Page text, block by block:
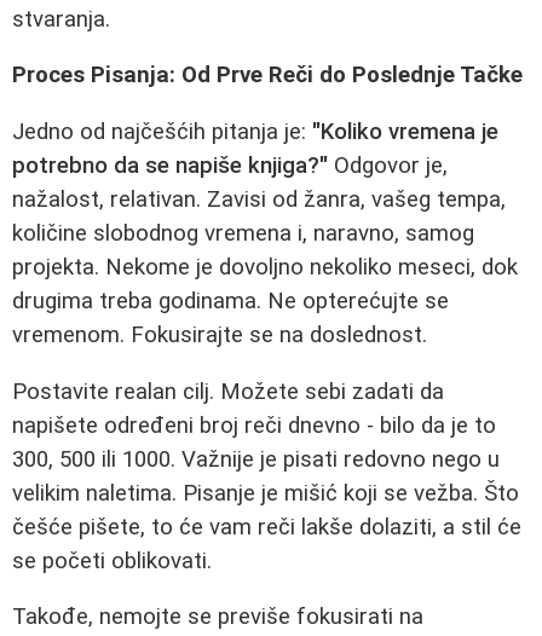
stvaranja.
Proces Pisanja: Od Prve Reči do Poslednje Tačke
Jedno od najčešćih pitanja je: "Koliko vremena je
potrebno da se napiše knjiga?" Odgovor je,
nažalost, relativan. Zavisi od žanra, vašeg tempa,
količine slobodnog vremena i, naravno, samog
projekta. Nekome je dovoljno nekoliko meseci, dok
drugima treba godinama. Ne opterećujte se
vremenom. Fokusirajte se na doslednost.
Postavite realan cilj. Možete sebi zadati da
napišete određeni broj reči dnevno - bilo da je to
300, 500 ili 1000. Važnije je pisati redovno nego u
velikim naletima. Pisanje je mišić koji se vežba. Što
češće pišete, to će vam reči lakše dolaziti, a stil će
se početi oblikovati.
Takođe, nemojte se previše fokusirati na